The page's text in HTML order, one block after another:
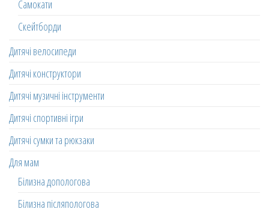
Самокати
Скейтборди
Дитячі велосипеди
Дитячі конструктори
Дитячі музичні інструменти
Дитячі спортивні ігри
Дитячі сумки та рюкзаки
Для мам
Білизна допологова
Білизна післяпологова